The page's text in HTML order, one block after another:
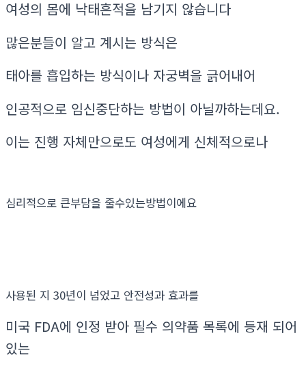
여성의 몸에 낙태흔적을 남기지 않습니다
많은분들이 알고 계시는 방식은
태아를 흡입하는 방식이나 자궁벽을 긁어내어
인공적으로 임신중단하는 방법이 아닐까하는데요.
이는 진행 자체만으로도 여성에게 신체적으로나
심리적으로 큰부담을 줄수있는방법이에요
사용된 지 30년이 넘었고 안전성과 효과를
미국 FDA에 인정 받아 필수 의약품 목록에 등재 되어
있는